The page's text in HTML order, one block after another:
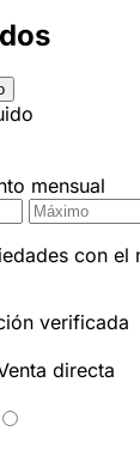
mensual
con el
verificada
directa